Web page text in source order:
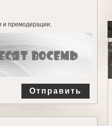
и премодерации.
Отправить